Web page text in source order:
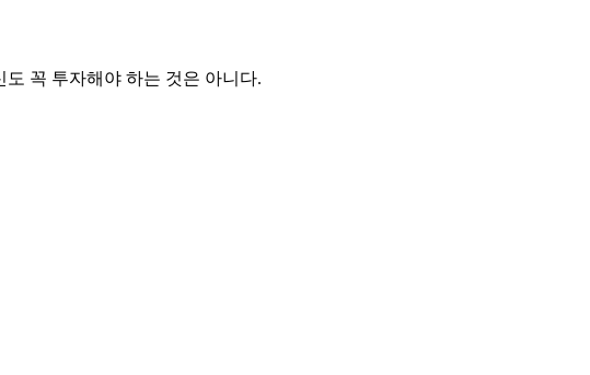
꼭 투자해야 하는 것은 아니다.